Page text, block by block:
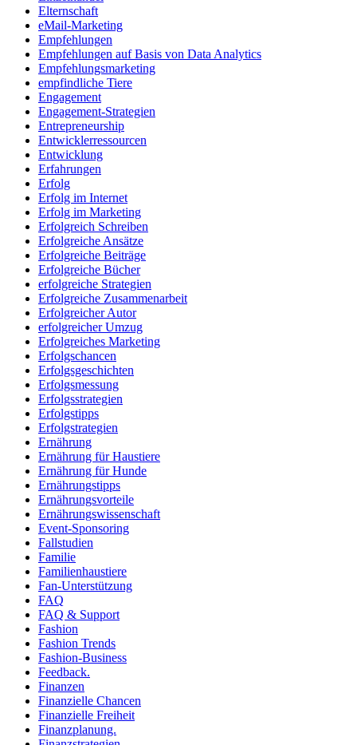
Elternschaft
eMail-Marketing
Empfehlungen
Empfehlungen auf Basis von Data Analytics
Empfehlungsmarketing
empfindliche Tiere
Engagement
Engagement-Strategien
Entrepreneurship
Entwicklerressourcen
Entwicklung
Erfahrungen
Erfolg
Erfolg im Internet
Erfolg im Marketing
Erfolgreich Schreiben
Erfolgreiche Ansätze
Erfolgreiche Beiträge
Erfolgreiche Bücher
erfolgreiche Strategien
Erfolgreiche Zusammenarbeit
Erfolgreicher Autor
erfolgreicher Umzug
Erfolgreiches Marketing
Erfolgschancen
Erfolgsgeschichten
Erfolgsmessung
Erfolgsstrategien
Erfolgstipps
Erfolgstrategien
Ernährung
Ernährung für Haustiere
Ernährung für Hunde
Ernährungstipps
Ernährungsvorteile
Ernährungswissenschaft
Event-Sponsoring
Fallstudien
Familie
Familienhaustiere
Fan-Unterstützung
FAQ
FAQ & Support
Fashion
Fashion Trends
Fashion-Business
Feedback.
Finanzen
Finanzielle Chancen
Finanzielle Freiheit
Finanzplanung.